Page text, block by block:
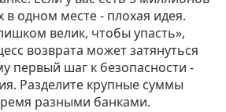
в одном месте - плохая идея.
велик, чтобы упасть»,
возврата может затянуться
первый шаг к безопасности -
Разделите крупные суммы
разными банками.